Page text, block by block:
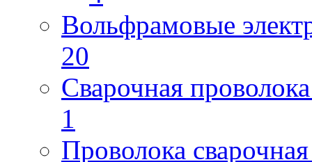
Вольфрамовые
20
Сварочная
1
Проволока